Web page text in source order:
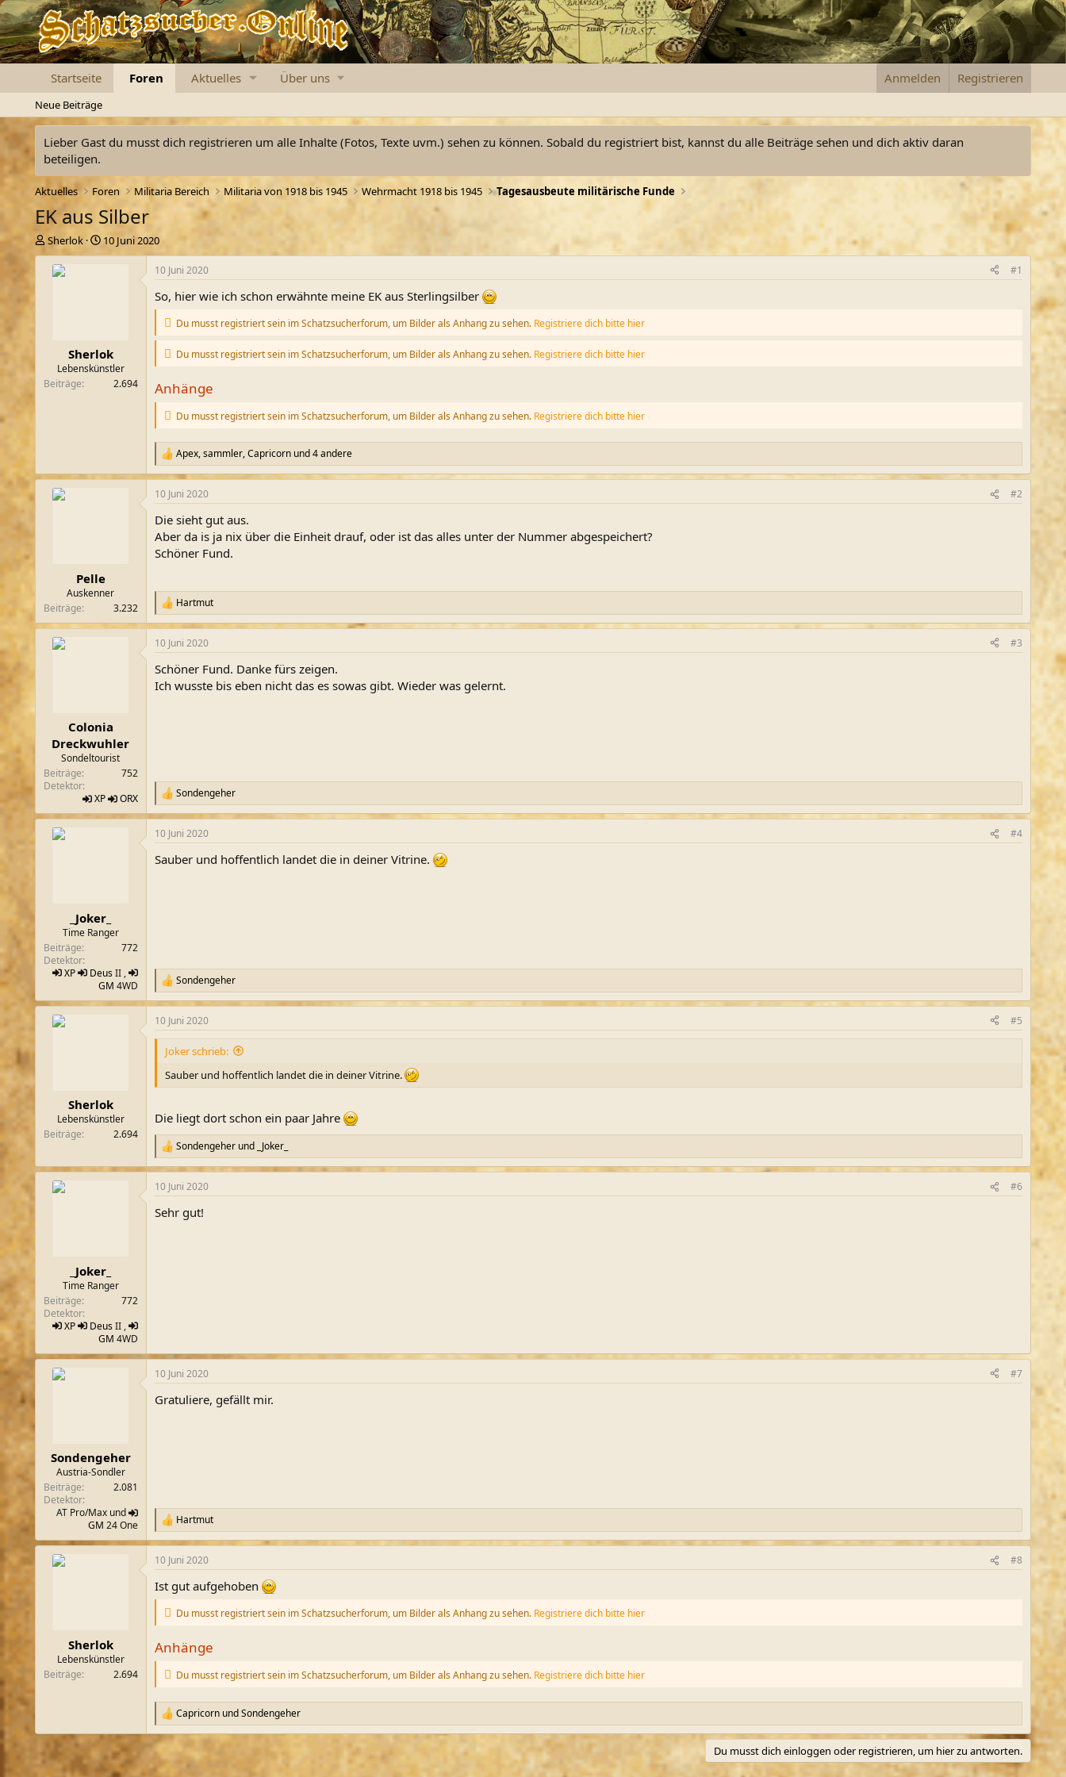
Startseite Foren Aktuelles Über uns Anmelden Registrieren
Neue Beiträge
Lieber Gast du musst dich registrieren um alle Inhalte (Fotos, Texte uvm.) sehen zu können. Sobald du registriert bist, kannst du alle Beiträge sehen und dich aktiv daran
beteiligen.
Aktuelles Foren Militaria Bereich Militaria von 1918 bis 1945 Wehrmacht 1918 bis 1945 Tagesausbeute militärische Funde
EK aus Silber
E
r
Sherlok
E
r
a
m
10 Juni 2020
Sherlok
Lebenskünstler
Beiträge
2.694
10 Juni 2020 #1
So, hier wie ich schon erwähnte meine EK aus Sterlingsilber
Du musst registriert sein im Schatzsucherforum, um Bilder als Anhang zu sehen. Registriere dich bitte hier
Du musst registriert sein im Schatzsucherforum, um Bilder als Anhang zu sehen. Registriere dich bitte hier
Anhänge
Du musst registriert sein im Schatzsucherforum, um Bilder als Anhang zu sehen. Registriere dich bitte hier
R
e
a
k
i
o
n
e
Apex,sammler,Capricornund 4 andere
Pelle
Auskenner
Beiträge
3.232
10 Juni 2020 #2
Die sieht gut aus.
Aber da is ja nix über die Einheit drauf, oder ist das alles unter der Nummer abgespeichert?
Schöner Fund.
R
e
a
k
i
o
Hartmut
Colonia
Dreckwuhler
Sondeltourist
Beiträge
752
Detektor
XP
ORX
10 Juni 2020 #3
Schöner Fund. Danke fürs zeigen.
Ich wusste bis eben nicht das es sowas gibt. Wieder was gelernt.
R
e
a
k
i
Sondengeher
_Joker_
Time Ranger
Beiträge
772
Detektor
XP
DeusII ,
GM 4WD
10 Juni 2020 #4
Sauber und hoffentlich landet die in deiner Vitrine.
R
e
a
k
t
o
n
e
:
Sondengeher
Sherlok
Lebenskünstler
Beiträge
2.694
10 Juni 2020 #5
Joker schrieb:
Sauber und hoffentlich landet die in deiner Vitrine.
Die liegt dort schon ein paar Jahre
R
e
a
k
i
Sondengeherund _Joker_
_Joker_
Time Ranger
Beiträge
772
Detektor
XP
DeusII ,
GM 4WD
10 Juni 2020 #6
Sehr gut!
Sondengeher
Austria-Sondler
Beiträge
2.081
Detektor
AT Pro/Max und
GM 24 One
10 Juni 2020 #7
Gratuliere, gefällt mir.
R
e
a
k
i
n
:
Hartmut
Sherlok
Lebenskünstler
Beiträge
2.694
10 Juni 2020 #8
Ist gut aufgehoben
Du musst registriert sein im Schatzsucherforum, um Bilder als Anhang zu sehen. Registriere dich bitte hier
Anhänge
Du musst registriert sein im Schatzsucherforum, um Bilder als Anhang zu sehen. Registriere dich bitte hier
R
e
a
k
t
CapricornundSondengeher
Du musst dich einloggen oder registrieren, um hier zu antworten.